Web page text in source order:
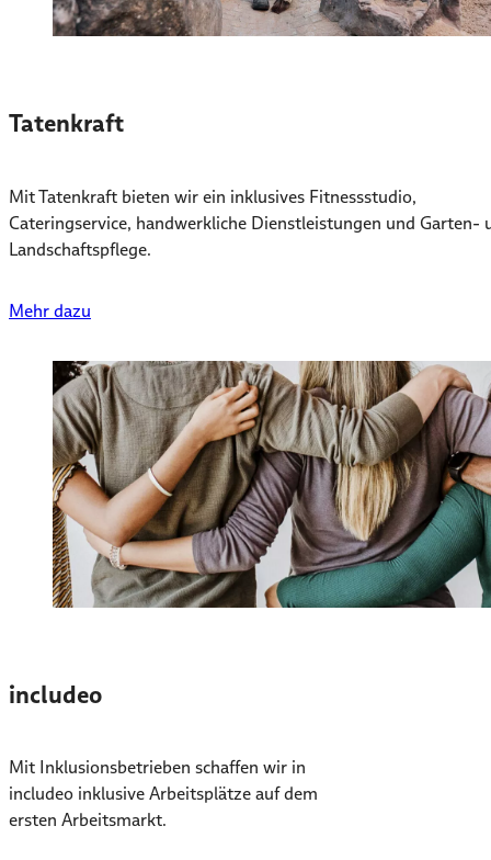
Tatenkraft
Mit Tatenkraft bieten wir ein inklusives Fitnessstudio,
Cateringservice, handwerkliche Dienstleistungen und Garten-
Landschaftspflege.
Mehr dazu
includeo
Mit Inklusionsbetrieben schaffen wir in
includeo inklusive Arbeitsplätze auf dem
ersten Arbeitsmarkt.